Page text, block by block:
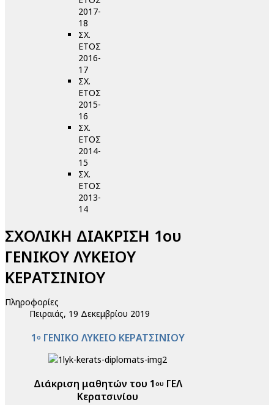
2017-
18
ΣΧ.
ΕΤΟΣ
2016-
17
ΣΧ.
ΕΤΟΣ
2015-
16
ΣΧ.
ΕΤΟΣ
2014-
15
ΣΧ.
ΕΤΟΣ
2013-
14
ΣΧΟΛΙΚΗ ΔΙΑΚΡΙΣΗ 1ου
ΓΕΝΙΚΟΥ ΛΥΚΕΙΟΥ
ΚΕΡΑΤΣΙΝΙΟΥ
Πληροφορίες
Πειραιάς, 19 Δεκεμβρίου 2019
1 ο ΓΕΝΙΚΟ ΛΥΚΕΙΟ ΚΕΡΑΤΣΙΝΙΟΥ
Διάκριση μαθητών του 1 ουΓΕΛ
Κερατσινίου